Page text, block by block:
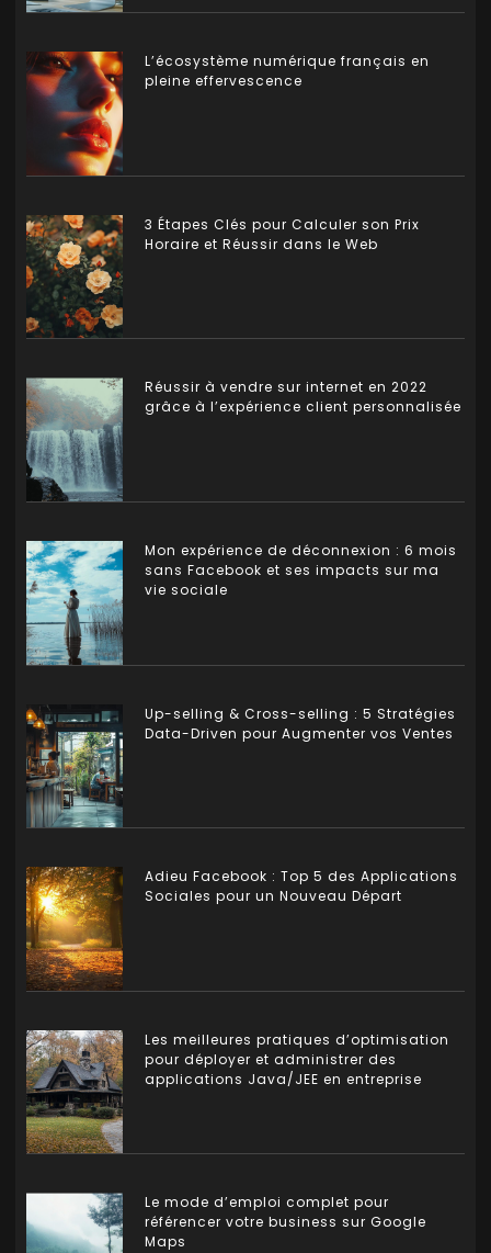
L’écosystème numérique français en
pleine effervescence
3 Étapes Clés pour Calculer son Prix
Horaire et Réussir dans le Web
Réussir à vendre sur internet en 2022
grâce à l’expérience client personnalisée
Mon expérience de déconnexion : 6 mois
sans Facebook et ses impacts sur ma
vie sociale
Up-selling & Cross-selling : 5 Stratégies
Data-Driven pour Augmenter vos Ventes
Adieu Facebook : Top 5 des Applications
Sociales pour un Nouveau Départ
Les meilleures pratiques d’optimisation
pour déployer et administrer des
applications Java/JEE en entreprise
Le mode d’emploi complet pour
référencer votre business sur Google
Maps